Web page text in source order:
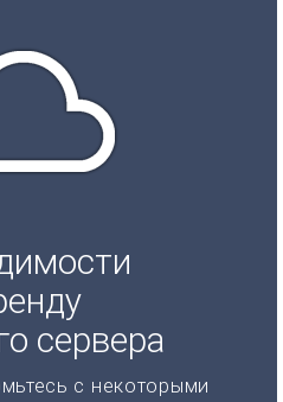
сервера
с некоторыми